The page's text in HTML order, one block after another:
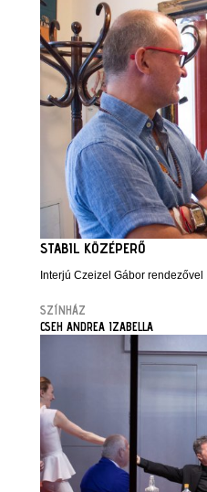
STABIL KÖZÉPERŐ
Interjú Czeizel Gábor rendezővel
SZÍNHÁZ
CSEH ANDREA IZABELLA